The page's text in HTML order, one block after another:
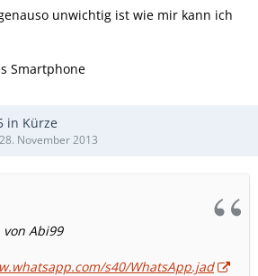
unwichtig ist wie mir kann ich
Smartphone
in Kürze
28. November 2013
Abi99
s40/WhatsApp.jad